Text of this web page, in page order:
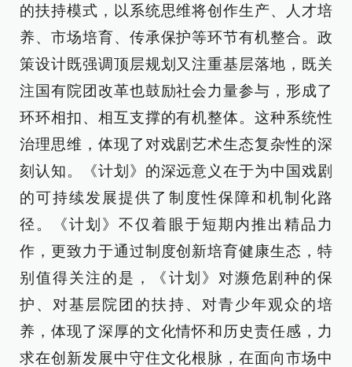
的扶持模式，以系统思维将创作生产、人才培
养、市场培育、传承保护等环节有机整合。政
策设计既强调顶层规划又注重基层落地，既关
注国有院团改革也鼓励社会力量参与，形成了
环环相扣、相互支撑的有机整体。这种系统性
治理思维，体现了对戏剧艺术生态复杂性的深
刻认知。《计划》的深远意义在于为中国戏剧
的可持续发展提供了制度性保障和机制化路
径。《计划》不仅着眼于短期内推出精品力
作，更致力于通过制度创新培育健康生态，特
别值得关注的是，《计划》对濒危剧种的保
护、对基层院团的扶持、对青少年观众的培
养，体现了深厚的文化情怀和历史责任感，力
求在创新发展中守住文化根脉，在面向市场中